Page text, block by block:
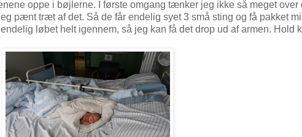
oppe i bøjlerne. I første omgang tænker jeg ikke så meget over
pænt træt af det. Så de får endelig syet 3 små sting og få pakket
løbet helt igennem, så jeg kan få det drop ud af armen. Hold